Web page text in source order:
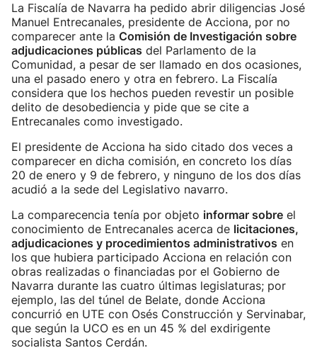
La Fiscalía de Navarra ha pedido abrir diligencias José
Manuel Entrecanales, presidente de Acciona, por no
comparecer ante la Comisión de Investigación sobre
adjudicaciones públicas del Parlamento de la
Comunidad, a pesar de ser llamado en dos ocasiones,
una el pasado enero y otra en febrero. La Fiscalía
considera que los hechos pueden revestir un posible
delito de desobediencia y pide que se cite a
Entrecanales como investigado.
El presidente de Acciona ha sido citado dos veces a
comparecer en dicha comisión, en concreto los días
20 de enero y 9 de febrero, y ninguno de los dos días
acudió a la sede del Legislativo navarro.
La comparecencia tenía por objeto informar sobre el
conocimiento de Entrecanales acerca de licitaciones,
adjudicaciones y procedimientos administrativos en
los que hubiera participado Acciona en relación con
obras realizadas o financiadas por el Gobierno de
Navarra durante las cuatro últimas legislaturas; por
ejemplo, las del túnel de Belate, donde Acciona
concurrió en UTE con Osés Construcción y Servinabar,
que según la UCO es en un 45 % del exdirigente
socialista Santos Cerdán.